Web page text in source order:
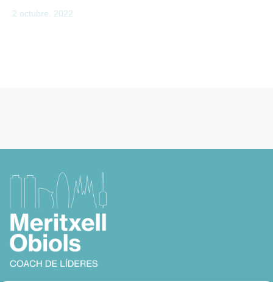
2 octubre, 2022